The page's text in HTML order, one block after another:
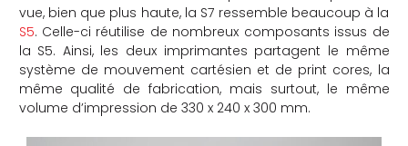
vue, bien que plus haute, la S7 ressemble beaucoup à la
S5. Celle-ci réutilise de nombreux composants issus de
la S5. Ainsi, les deux imprimantes partagent le même
système de mouvement cartésien et de print cores, la
même qualité de fabrication, mais surtout, le même
volume d’impression de 330 x 240 x 300 mm.